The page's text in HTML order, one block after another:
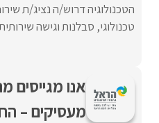
הטכנולוגיה דרוש/ה נציג/ת
טכנולוגי, סבלנות וגישה
אנו מגייסים
מעסיקים –